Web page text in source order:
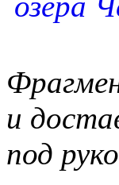
и
под